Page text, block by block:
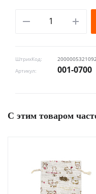
ШтрихКод:
2000005321092
Артикул:
001-0700
С этим товаром